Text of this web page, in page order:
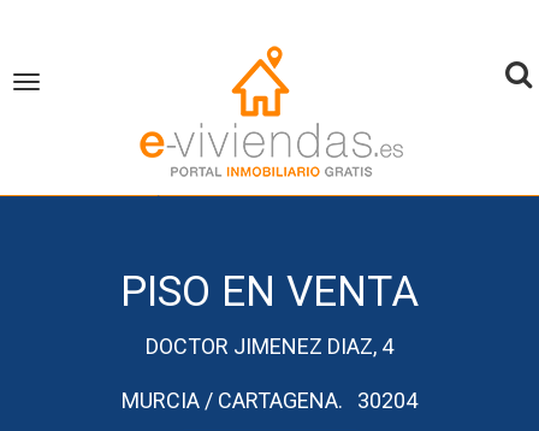
Toggle
Piso en Venta Murcia Cartagena
PISO EN VENTA
DOCTOR JIMENEZ DIAZ, 4
MURCIA / CARTAGENA. 30204